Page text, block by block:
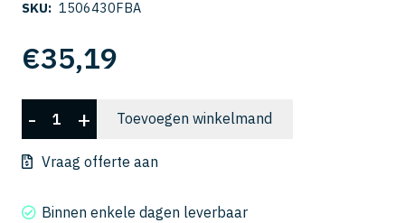
SKU: 1506430FBA
€35,19
HHRS
4030-
05-
aantal
- + Toevoegen winkelmand
Vraag offerte aan
Binnen enkele dagen leverbaar